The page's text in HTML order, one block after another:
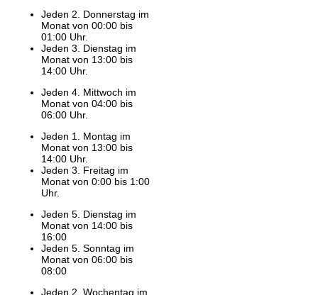
Jeden 2. Donnerstag im
Monat von 00:00 bis
01:00 Uhr.
Jeden 3. Dienstag im
Monat von 13:00 bis
14:00 Uhr.
Jeden 4. Mittwoch im
Monat von 04:00 bis
06:00 Uhr.
Jeden 1. Montag im
Monat von 13:00 bis
14:00 Uhr.
Jeden 3. Freitag im
Monat von 0:00 bis 1:00
Uhr.
Jeden 5. Dienstag im
Monat von 14:00 bis
16:00
Jeden 5. Sonntag im
Monat von 06:00 bis
08:00
Jeden 2. Wochentag im